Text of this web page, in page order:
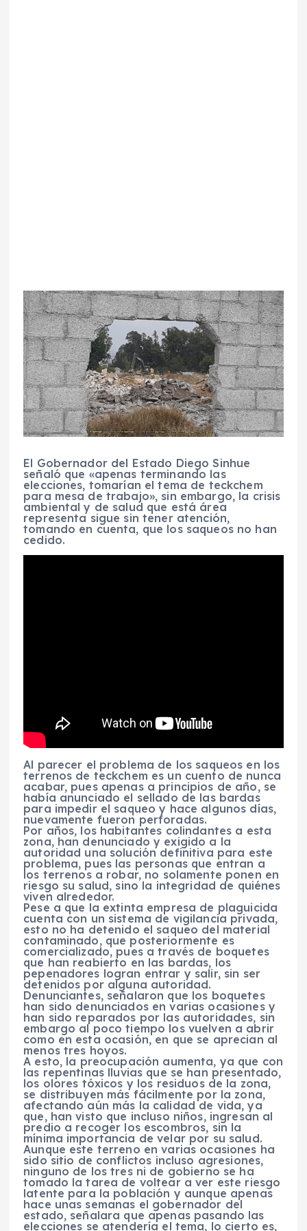
El Gobernador del Estado Diego Sinhue
señaló que «apenas terminando las
elecciones, tomarían el tema de teckchem
para mesa de trabajo», sin embargo, la crisis
ambiental y de salud que está área
representa sigue sin tener atención,
tomando en cuenta, que los saqueos no han
cedido.
Al parecer el problema de los saqueos en los
terrenos de teckchem es un cuento de nunca
acabar, pues apenas a principios de año, se
había anunciado el sellado de las bardas
para impedir el saqueo y hace algunos días,
nuevamente fueron perforadas.
Por años, los habitantes colindantes a esta
zona, han denunciado y exigido a la
autoridad una solución definitiva para este
problema, pues las personas que entran a
los terrenos a robar, no solamente ponen en
riesgo su salud, sino la integridad de quiénes
viven alrededor.
Pese a que la extinta empresa de plaguicida
cuenta con un sistema de vigilancia privada,
esto no ha detenido el saqueo del material
contaminado, que posteriormente es
comercializado, pues a través de boquetes
que han reabierto en las bardas, los
pepenadores logran entrar y salir, sin ser
detenidos por alguna autoridad.
Denunciantes, señalaron que los boquetes
han sido denunciados en varias ocasiones y
han sido reparados por las autoridades, sin
embargo al poco tiempo los vuelven a abrir
como en esta ocasión, en que se aprecian al
menos tres hoyos.
A esto, la preocupación aumenta, ya que con
las repentinas lluvias que se han presentado,
los olores tóxicos y los residuos de la zona,
se distribuyen más fácilmente por la zona,
afectando aún más la calidad de vida, ya
que, han visto que incluso niños, ingresan al
predio a recoger los escombros, sin la
mínima importancia de velar por su salud.
Aunque este terreno en varias ocasiones ha
sido sitio de conflictos incluso agresiones,
ninguno de los tres ni de gobierno se ha
tomado la tarea de voltear a ver este riesgo
latente para la población y aunque apenas
hace unas semanas el gobernador del
estado, señalara que apenas pasando las
elecciones se atendería el tema, lo cierto es,